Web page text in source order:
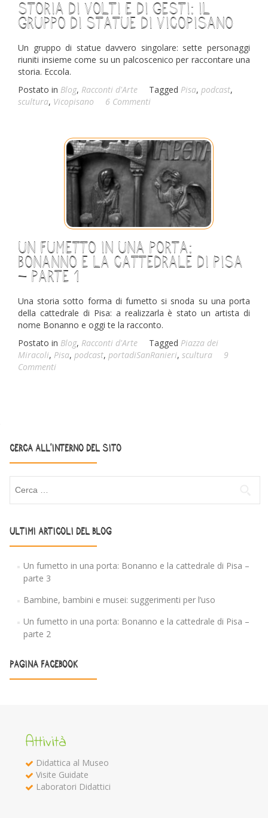
Storia di volti e di gesti: il
gruppo di statue di Vicopisano
Un gruppo di statue davvero singolare: sette personaggi
riuniti insieme come su un palcoscenico per raccontare una
storia. Eccola.
Postato in Blog, Racconti d'Arte Tagged Pisa, podcast,
scultura, Vicopisano 6 Commenti
Un fumetto in una porta:
Bonanno e la cattedrale di Pisa
– parte 1
Una storia sotto forma di fumetto si snoda su una porta
della cattedrale di Pisa: a realizzarla è stato un artista di
nome Bonanno e oggi te la racconto.
Postato in Blog, Racconti d'Arte Tagged Piazza dei
Miracoli, Pisa, podcast, portadiSanRanieri, scultura
9
Commenti
CERCA ALL’INTERNO DEL SITO
ULTIMI ARTICOLI DEL BLOG
Un fumetto in una porta: Bonanno e la cattedrale di Pisa –
parte 3
Bambine, bambini e musei: suggerimenti per l’uso
Un fumetto in una porta: Bonanno e la cattedrale di Pisa –
parte 2
PAGINA FACEBOOK
Attività
Didattica al Museo
Visite Guidate
Laboratori Didattici